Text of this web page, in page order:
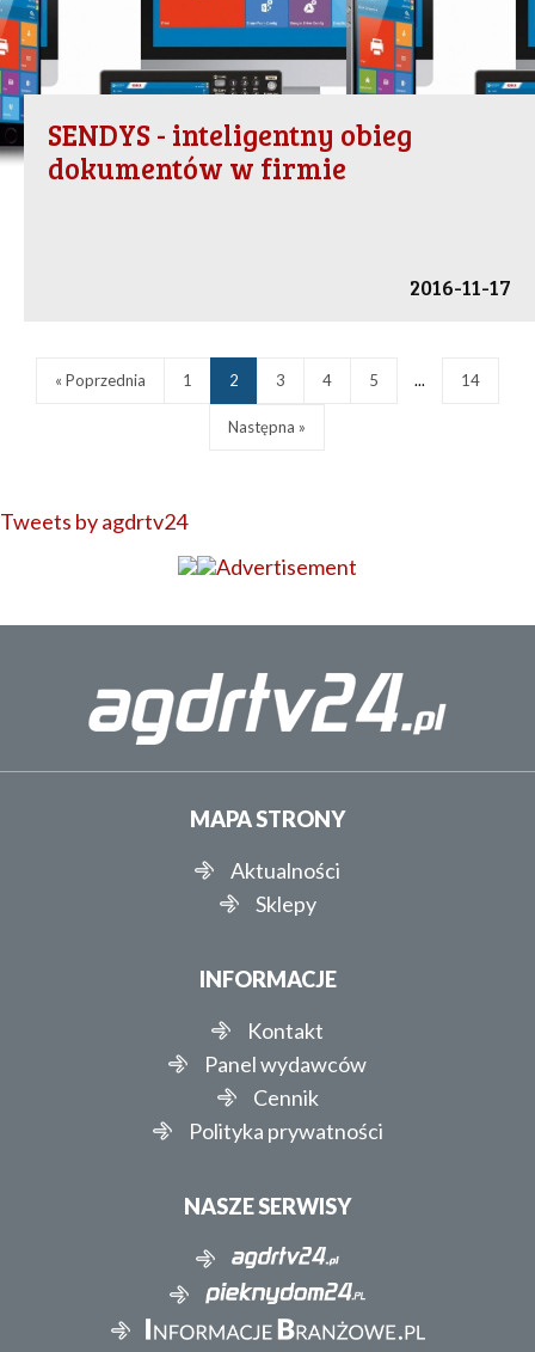
SENDYS - inteligentny obieg
dokumentów w firmie
2016-11-17
« Poprzednia 1 2 3 4 5 ... 14
Następna »
Tweets by agdrtv24
MAPA STRONY
Aktualności
Sklepy
INFORMACJE
Kontakt
Panel wydawców
Cennik
Polityka prywatności
NASZE SERWISY